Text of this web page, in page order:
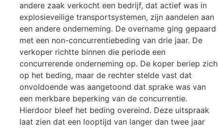
andere zaak verkocht een bedrijf, dat actief was in
explosieveilige transportsystemen, zijn aandelen aan
een andere onderneming. De overname ging gepaard
met een non-concurrentiebeding van drie jaar. De
verkoper richtte binnen die periode een
concurrerende onderneming op. De koper beriep zich
op het beding, maar de rechter stelde vast dat
onvoldoende was aangetoond dat sprake was van
een merkbare beperking van de concurrentie.
Hierdoor bleef het beding overeind. Deze uitspraak
laat zien dat een looptijd van langer dan twee jaar